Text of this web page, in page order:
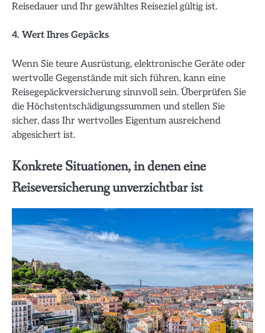
Reisedauer und Ihr gewähltes Reiseziel gültig ist.
4. Wert Ihres Gepäcks
Wenn Sie teure Ausrüstung, elektronische Geräte oder
wertvolle Gegenstände mit sich führen, kann eine
Reisegepäckversicherung sinnvoll sein. Überprüfen Sie
die Höchstentschädigungssummen und stellen Sie
sicher, dass Ihr wertvolles Eigentum ausreichend
abgesichert ist.
Konkrete Situationen, in denen eine
Reiseversicherung unverzichtbar ist